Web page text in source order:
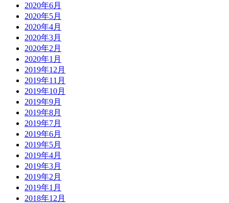
2020年6月
2020年5月
2020年4月
2020年3月
2020年2月
2020年1月
2019年12月
2019年11月
2019年10月
2019年9月
2019年8月
2019年7月
2019年6月
2019年5月
2019年4月
2019年3月
2019年2月
2019年1月
2018年12月